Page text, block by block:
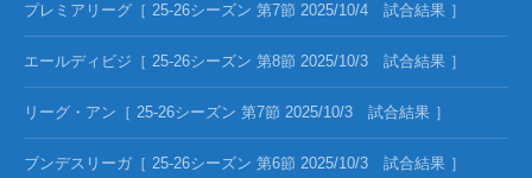
プレミアリーグ［ 25-26シーズン 第7節 2025/10/4 試合結果 ］
エールディビジ［ 25-26シーズン 第8節 2025/10/3 試合結果 ］
リーグ・アン［ 25-26シーズン 第7節 2025/10/3 試合結果 ］
ブンデスリーガ［ 25-26シーズン 第6節 2025/10/3 試合結果 ］